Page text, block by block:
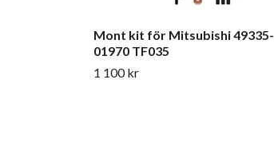
Mont kit för Mitsubishi 49335-
01970 TF035
1 100 kr